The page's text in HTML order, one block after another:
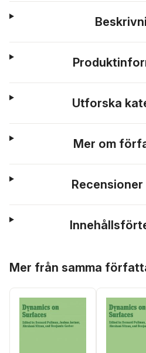
Utforska
Mer om
Recensioner
Mer från samma